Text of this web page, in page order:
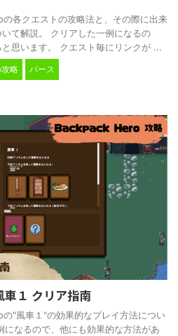
各クエストの攻略法と、その際に出来
て解説。 クリアした一例になるの
思います。 クエスト毎にリンクが ...
略 パース
１ クリア指南
"風車１"の効果的なプレイ方法につい
なるので、他にも効果的な方法があ